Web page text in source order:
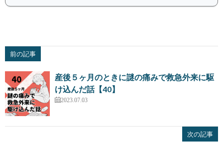
前の記事
産後５ヶ月のときに謎の痛みで救急外来に駆
け込んだ話【40】
2023.07.03
次の記事